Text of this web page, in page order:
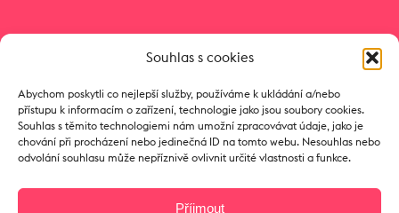
Souhlas s cookies
Abychom poskytli co nejlepší služby, používáme k ukládání a/nebo
přístupu k informacím o zařízení, technologie jako jsou soubory cookies.
Souhlas s těmito technologiemi nám umožní zpracovávat údaje, jako je
chování při procházení nebo jedinečná ID na tomto webu. Nesouhlas nebo
odvolání souhlasu může nepříznivě ovlivnit určité vlastnosti a funkce.
Příjmout